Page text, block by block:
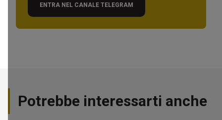
ENTRA NEL CANALE TELEGRAM
Potrebbe interessarti anche